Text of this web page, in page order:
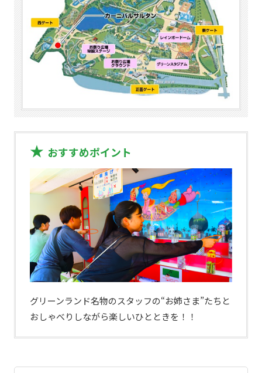
おすすめポイント
グリーンランド名物のスタッフの“お姉さま”たちと
おしゃべりしながら楽しいひとときを！！